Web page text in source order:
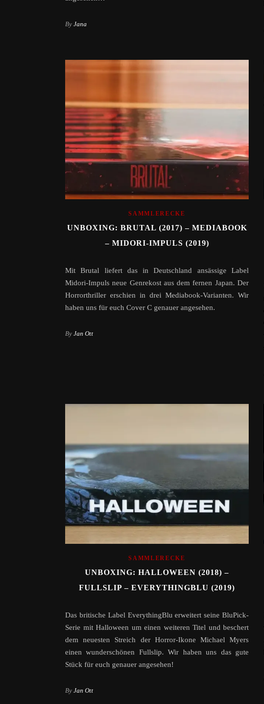
By Jana
SAMMLERECKE
UNBOXING: BRUTAL (2017) – MEDIABOOK
– MIDORI-IMPULS (2019)
Mit Brutal liefert das in Deutschland ansässige Label
Midori-Impuls neue Genrekost aus dem fernen Japan. Der
Horrorthriller erschien in drei Mediabook-Varianten. Wir
haben uns für euch Cover C genauer angesehen.
By Jan Ott
SAMMLERECKE
UNBOXING: HALLOWEEN (2018) –
FULLSLIP – EVERYTHINGBLU (2019)
Das britische Label EverythingBlu erweitert seine BluPick-
Serie mit Halloween um einen weiteren Titel und beschert
dem neuesten Streich der Horror-Ikone Michael Myers
einen wunderschönen Fullslip. Wir haben uns das gute
Stück für euch genauer angesehen!
By Jan Ott